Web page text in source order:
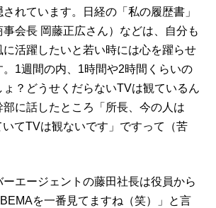
れています。日経の「私の履歴書」
事会長 岡藤正広さん）などは、自分も
活躍したいと若い時には心を躍らせ
1週間の内、1時間や2時間くらいの
？どうせくだらないTVは観ているん
に話したところ「所長、今の人は
てTVは観ないです」ですって（苦
ーエージェントの藤田社長は役員から
を一番見てますね（笑）」と言